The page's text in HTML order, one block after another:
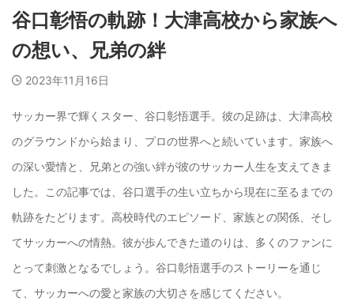
谷口彰悟の軌跡！大津高校から家族へ
の想い、兄弟の絆
2023年11月16日
サッカー界で輝くスター、谷口彰悟選手。彼の足跡は、大津高校
のグラウンドから始まり、プロの世界へと続いています。家族へ
の深い愛情と、兄弟との強い絆が彼のサッカー人生を支えてきま
した。この記事では、谷口選手の生い立ちから現在に至るまでの
軌跡をたどります。高校時代のエピソード、家族との関係、そし
てサッカーへの情熱。彼が歩んできた道のりは、多くのファンに
とって刺激となるでしょう。谷口彰悟選手のストーリーを通じ
て、サッカーへの愛と家族の大切さを感じてください。